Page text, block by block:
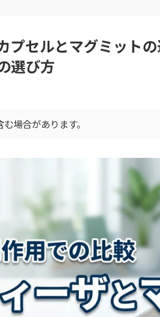
プセルとマグミット
選び方
場合があります。